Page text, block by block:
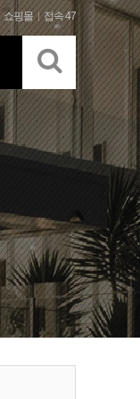
쇼핑몰 접속 47